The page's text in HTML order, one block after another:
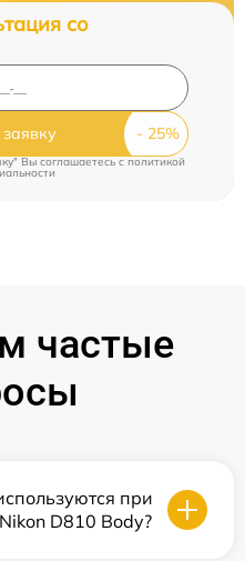
со
Вы соглашаетесь cполитикой
частые
при
D810 Body?